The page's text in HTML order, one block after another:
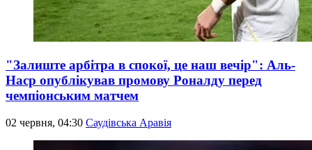
"Залиште арбітра в спокої, це наш вечір": Аль-
Наср опублікував промову Роналду перед
чемпіонським матчем
02 червня, 04:30 Саудівська Аравія